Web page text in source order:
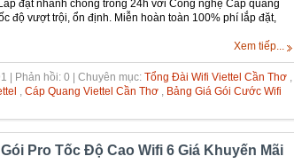
đặt nhanh chóng trong 24h với Công nghệ Cáp quang
độ vượt trội, ổn định. Miễn hoàn toàn 100% phí lắp đặt,
Xem tiếp...
| Phản hồi: 0 | Chuyên mục: Tổng Đài Wifi Viettel Cần Thơ
Cáp Quang Viettel Cần Thơ
Bảng Giá Gói Cước Wifi
Pro Tốc Độ Cao Wifi 6 Giá Khuyến Mãi